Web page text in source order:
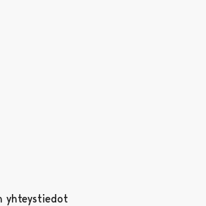
Facebookissa
välilehdessä
Arkki Instagramissa
välilehdessä
yhteystiedot